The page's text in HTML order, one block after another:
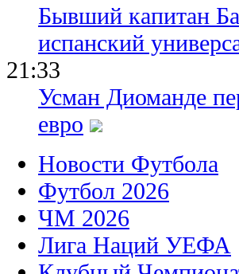
Бывший капитан
испанский
21:33
Усман Диоманде
евро
Новости Футбола
Футбол 2026
ЧМ 2026
Лига Наций УЕФА